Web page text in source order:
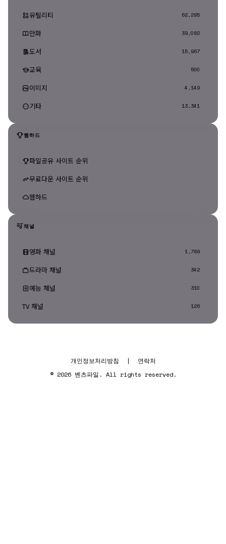
유틸리티 62,285
만화 39,082
도서 15,967
교육 500
이미지 4,149
기타 13,341
웹하드
파일공유 사이트 순위
무료다운 사이트 순위
웹하드
채널
영화 채널 1,789
드라마 채널 342
예능 채널 310
TV 채널 126
개인정보처리방침 |
연락처
© 2026 벤츠파일. All rights reserved.